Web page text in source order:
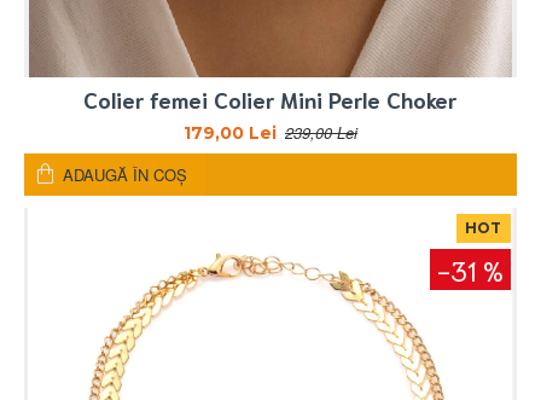
Colier femei Colier Mini Perle Choker
179,00 Lei 239,00 Lei
ADAUGĂ ÎN COŞ
HOT
-31 %